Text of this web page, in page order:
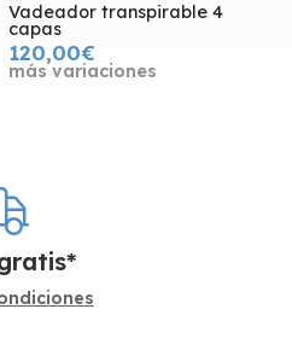
Vadeador transpirable 4
capas
120,00€
más variaciones